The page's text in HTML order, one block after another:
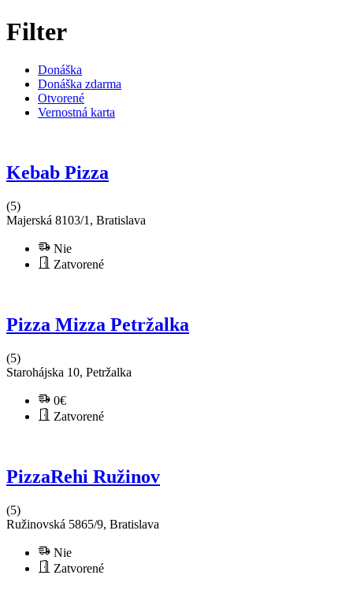
Filter
Donáška
Donáška zdarma
Otvorené
Vernostná karta
Kebab Pizza
(5)
Majerská 8103/1, Bratislava
Nie
Zatvorené
Pizza Mizza Petržalka
(5)
Starohájska 10, Petržalka
0€
Zatvorené
PizzaRehi Ružinov
(5)
Ružinovská 5865/9, Bratislava
Nie
Zatvorené